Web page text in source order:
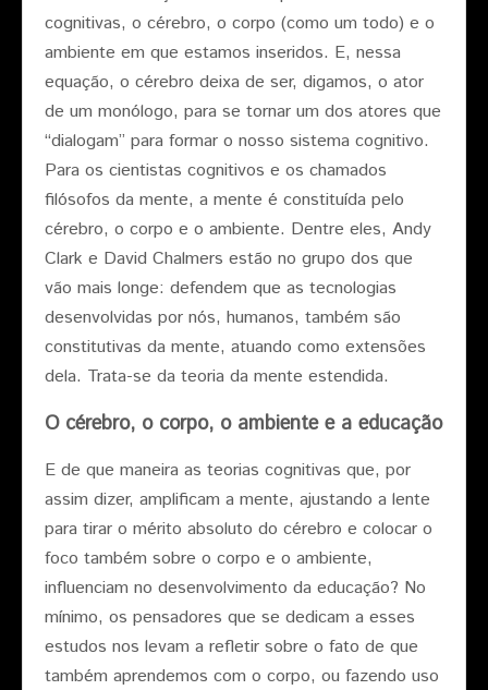
cognitivas, o cérebro, o corpo (como um todo) e o
ambiente em que estamos inseridos. E, nessa
equação, o cérebro deixa de ser, digamos, o ator
de um monólogo, para se tornar um dos atores que
“dialogam” para formar o nosso sistema cognitivo.
Para os cientistas cognitivos e os chamados
filósofos da mente, a mente é constituída pelo
cérebro, o corpo e o ambiente. Dentre eles, Andy
Clark e David Chalmers estão no grupo dos que
vão mais longe: defendem que as tecnologias
desenvolvidas por nós, humanos, também são
constitutivas da mente, atuando como extensões
dela. Trata-se da teoria da mente estendida.
O cérebro, o corpo, o ambiente e a educação
E de que maneira as teorias cognitivas que, por
assim dizer, amplificam a mente, ajustando a lente
para tirar o mérito absoluto do cérebro e colocar o
foco também sobre o corpo e o ambiente,
influenciam no desenvolvimento da educação? No
mínimo, os pensadores que se dedicam a esses
estudos nos levam a refletir sobre o fato de que
também aprendemos com o corpo, ou fazendo uso